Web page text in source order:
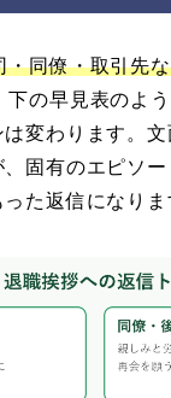
・同僚・取引先
下の早見表のよ
変わります。文
固有のエピソ
た返信になりま